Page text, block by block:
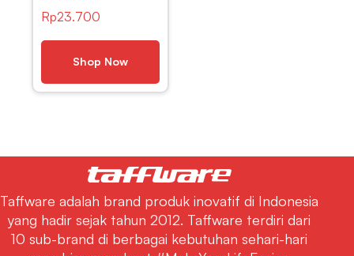
Dinding Magic
Wall Repair
Cream 250g –
ZP01
Rp23.700
Shop Now
Taffware adalah brand produk inovatif di Indonesia
yang hadir sejak tahun 2012. Taffware terdiri dari
10 sub-brand di berbagai kebutuhan sehari-hari